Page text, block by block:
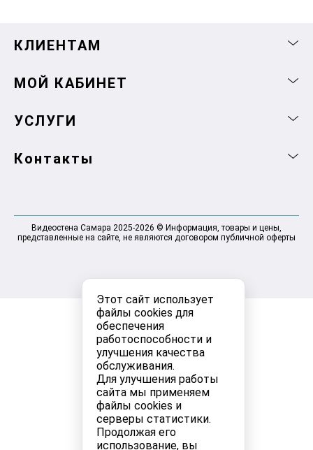
Этот сайт использует
файлы cookies для
обеспечения
работоспособности и
улучшения качества
обслуживания.
Для улучшения работы
сайта мы применяем
файлы cookies и
серверы статистики.
Продолжая его
использование, вы
КЛИЕНТАМ
МОЙ КАБИНЕТ
УСЛУГИ
Контакты
Видеостена Самара 2025-2026 © Информация, товары и цены,
представленные на сайте, не являются договором публичной оферты